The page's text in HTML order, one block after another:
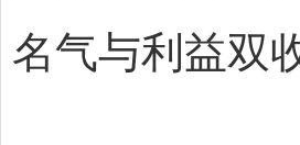
名气与利益双